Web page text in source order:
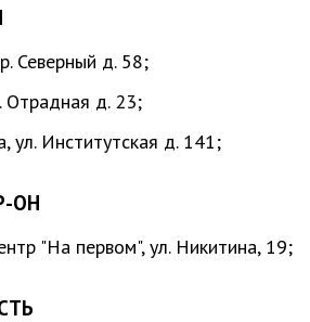
Северный д. 58;
д. 23;
ул. Институтская д. 141;
ОН
"На первом", ул. Никитина, 19;